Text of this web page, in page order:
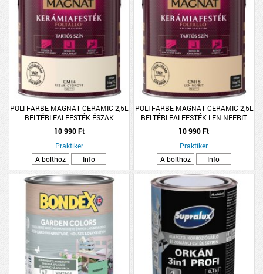
POLI-FARBE MAGNAT CERAMIC 2,5L
BELTÉRI FALFESTÉK ÉSZAK
GYÖNGYE CM14
10 990 Ft
Praktiker
A bolthoz
Info
POLI-FARBE MAGNAT CERAMIC 2,5L
BELTÉRI FALFESTÉK LEN NEFRIT
CM18
10 990 Ft
Praktiker
A bolthoz
Info